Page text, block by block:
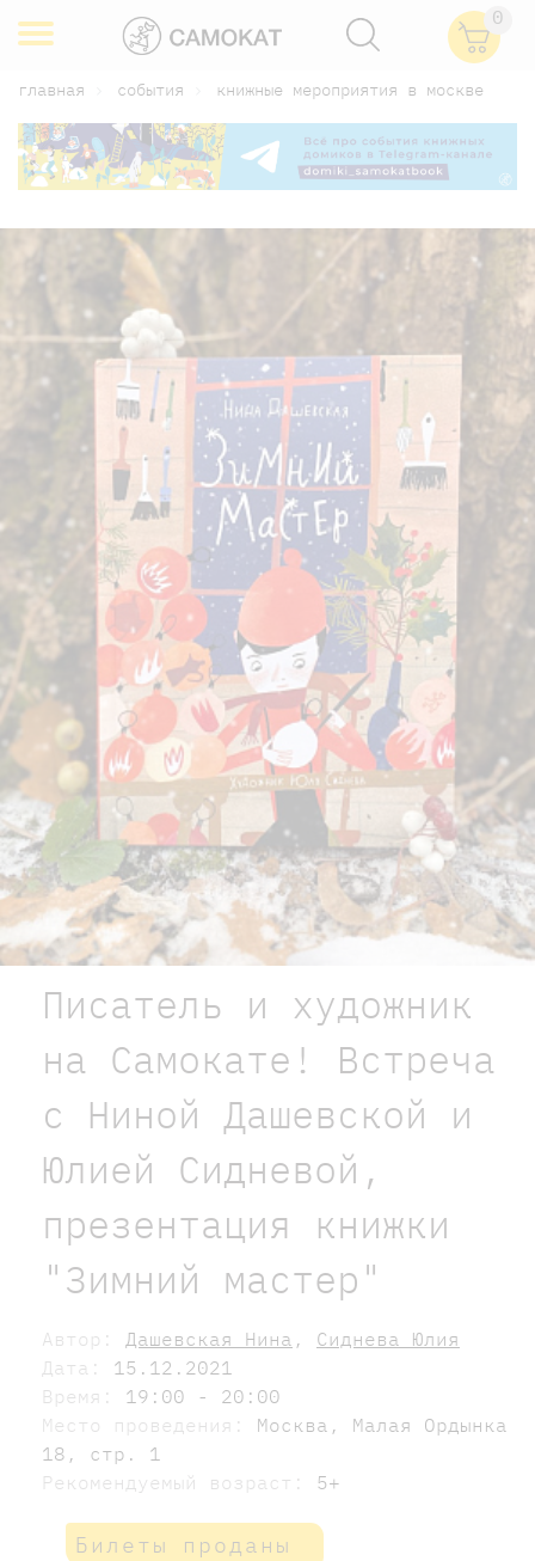
0
главная события книжные мероприятия в москве
Писатель и художник
на Самокате! Встреча
с Ниной Дашевской и
Юлией Сидневой,
презентация книжки
"Зимний мастер"
Автор: Дашевская Нина , Сиднева Юлия
Дата: 15.12.2021
Время: 19:00 - 20:00
Место проведения: Москва, Малая Ордынка
18, стр. 1
Рекомендуемый возраст: 5+
Билеты проданы